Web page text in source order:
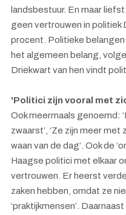
landsbestuur. En maar
geen vertrouwen in politiek
procent. Politieke
het algemeen belang,
Driekwart van hen vindt
'Politici zijn vooral met
Ook meermaals genoemd:
zwaarst’, ‘Ze zijn meer met
waan van de dag’. Ook de
Haagse politici met elkaar
vertrouwen. Er heerst
zaken hebben, omdat ze
‘praktijkmensen’.